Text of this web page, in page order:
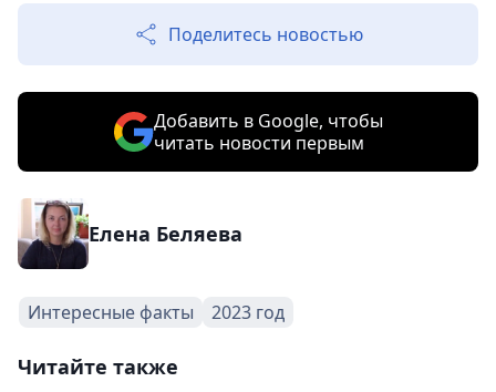
Поделитесь новостью
Добавить в Google, чтобы
читать новости первым
Елена Беляева
Интересные факты 2023 год
Читайте также